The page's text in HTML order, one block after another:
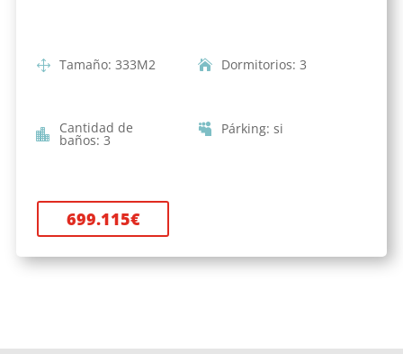
Tamaño: 333M2 Dormitorios: 3
Cantidad de
baños: 3
Párking: si
699.115€